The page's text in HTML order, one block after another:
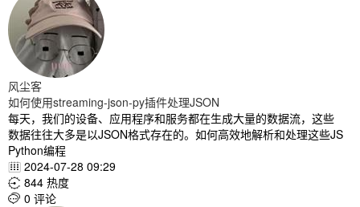
风尘客
如何使用streaming-json-py插件处理JSON
每天，我们的设备、应用程序和服务都在生成大量的数据流，这些
数据往往大多是以JSON格式存在的。如何高效地解析和处理这些JS
Python编程
 2024-07-28 09:29
 844 热度
 0 评论